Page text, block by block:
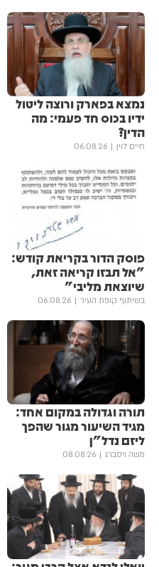
נמצא בפארק ורוצה ליטול
ידיו בכוס חד פעמי: מה
הדין?
חיים לוין 06.08.26
פוסק הדור בקריאת קודש:
"אל תבזו קריאה זאת,
שיוצאת מליבי"
בשיתוף קופת העיר 06.08.26
תורה וגדולה במקום אחד:
מגיד השיעור מגור שהפך
ליזם נדל"ן
משה ויסברג 08.08.26